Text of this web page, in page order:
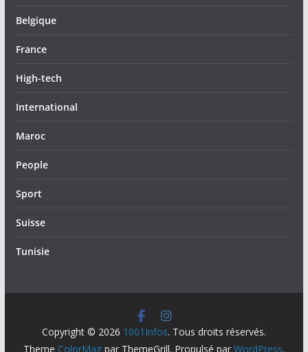
Belgique
France
High-tech
International
Maroc
People
Sport
Suisse
Tunisie
Copyright © 2026 1001Infos. Tous droits réservés.
Theme ColorMagpar ThemeGrill. Propulsé par WordPress.